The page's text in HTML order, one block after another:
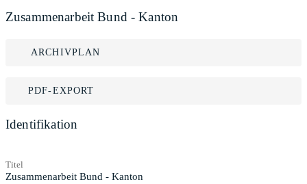
Zusammenarbeit Bund - Kanton
ARCHIVPLAN
PDF-EXPORT
Identifikation
Titel
Zusammenarbeit Bund - Kanton